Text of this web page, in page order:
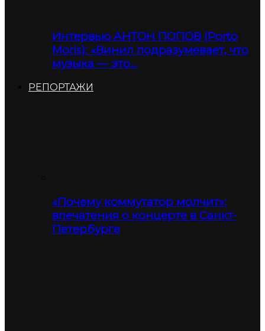
Интервью АНТОН ПОПОВ (Porto
Moris): «Винил подразумевает, что
музыка — это…
РЕПОРТАЖИ
«Почему коммутатор молчит»:
впечатения о концерте в Санкт-
Петербурге